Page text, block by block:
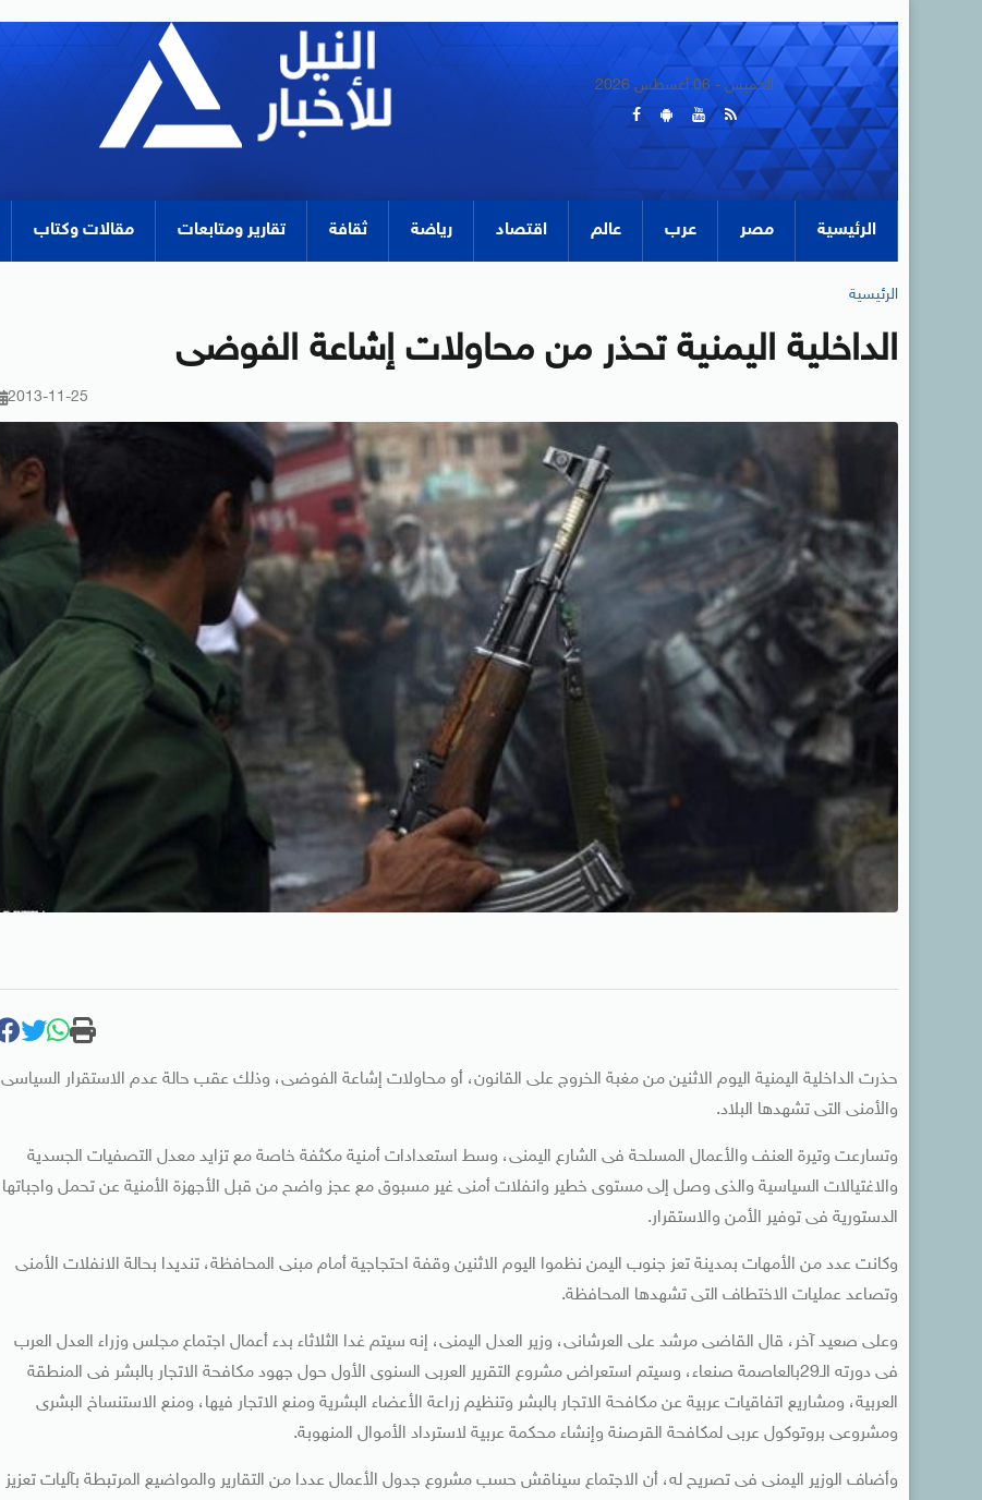
الخميس - 06 أغسطس 2026
الرئيسية مصر عرب عالم اقتصاد رياضة ثقافة تقارير ومتابعات مقالات وكتاب
الرئيسية
الداخلية اليمنية تحذر من محاولات إشاعة الفوضى
2013-11-25
حذرت الداخلية اليمنية اليوم الاثنين من مغبة الخروج على القانون، أو محاولات إشاعة الفوضى، وذلك عقب حالة عدم الاستقرار السياسى
والأمنى التى تشهدها البلاد.
وتسارعت وتيرة العنف والأعمال المسلحة فى الشارع اليمنى، وسط استعدادات أمنية مكثفة خاصة مع تزايد معدل التصفيات الجسدية
والاغتيالات السياسية والذى وصل إلى مستوى خطير وانفلات أمنى غير مسبوق مع عجز واضح من قبل الأجهزة الأمنية عن تحمل واجباتها
الدستورية فى توفير الأمن والاستقرار.
وكانت عدد من الأمهات بمدينة تعز جنوب اليمن نظموا اليوم الاثنين وقفة احتجاجية أمام مبنى المحافظة، تنديدا بحالة الانفلات الأمنى
وتصاعد عمليات الاختطاف التى تشهدها المحافظة.
وعلى صعيد آخر، قال القاضى مرشد على العرشانى، وزير العدل اليمنى، إنه سيتم غدا الثلاثاء بدء أعمال اجتماع مجلس وزراء العدل العرب
فى دورته الـ29بالعاصمة صنعاء، وسيتم استعراض مشروع التقرير العربى السنوى الأول حول جهود مكافحة الاتجار بالبشر فى المنطقة
العربية، ومشاريع اتفاقيات عربية عن مكافحة الاتجار بالبشر وتنظيم زراعة الأعضاء البشرية ومنع الاتجار فيها، ومنع الاستنساخ البشرى
ومشروعى بروتوكول عربى لمكافحة القرصنة وإنشاء محكمة عربية لاسترداد الأموال المنهوبة.
وأضاف الوزير اليمنى فى تصريح له، أن الاجتماع سيناقش حسب مشروع جدول الأعمال عددا من التقارير والمواضيع المرتبطة بآليات تعزيز